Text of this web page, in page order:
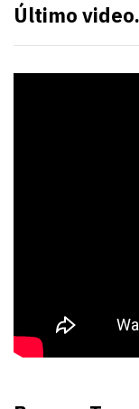
Último